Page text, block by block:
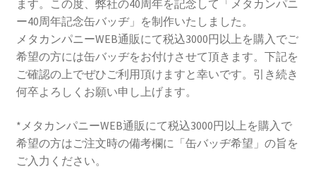
ます。この度、弊社の40周年を記念して「メタカンパニ
ー40周年記念缶バッヂ」を制作いたしました。
メタカンパニーWEB通販にて税込3000円以上を購入でご
希望の方には缶バッヂをお付けさせて頂きます。下記を
ご確認の上でぜひご利用頂けますと幸いです。引き続き
何卒よろしくお願い申し上げます。
*メタカンパニーWEB通販にて税込3000円以上を購入で
希望の方はご注文時の備考欄に「缶バッヂ希望」の旨を
ご入力ください。